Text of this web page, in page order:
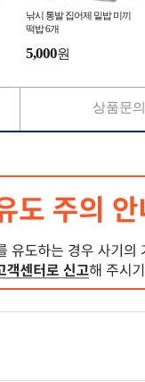
낚시 통발 집어제 밑밥 미끼
떡밥 6개
5,000원
상품문